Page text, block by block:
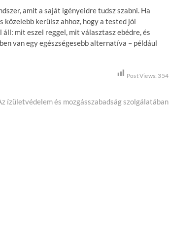
amit a saját igényeidre tudsz szabni. Ha
kerülsz ahhoz, hogy a tested jól
mit eszel reggel, mit választasz ebédre, és
van egy egészségesebb alternatíva – például
Post Views: 354
ízületvédelem és mozgásszabadság szolgálatában